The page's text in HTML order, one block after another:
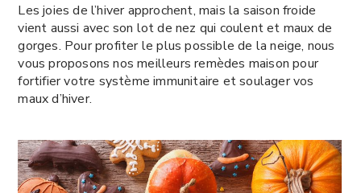
Les joies de l’hiver approchent, mais la saison froide
vient aussi avec son lot de nez qui coulent et maux de
gorges. Pour profiter le plus possible de la neige, nous
vous proposons nos meilleurs remèdes maison pour
fortifier votre système immunitaire et soulager vos
maux d’hiver.